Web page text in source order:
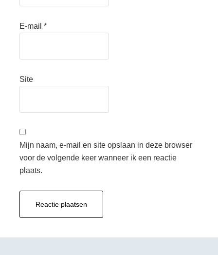
E-mail *
Site
Mijn naam, e-mail en site opslaan in deze browser
voor de volgende keer wanneer ik een reactie
plaats.